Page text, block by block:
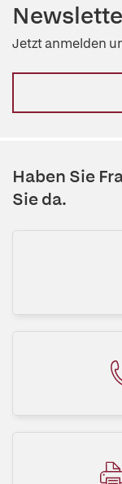
Jetzt anmelden
Haben Sie
Sie da.